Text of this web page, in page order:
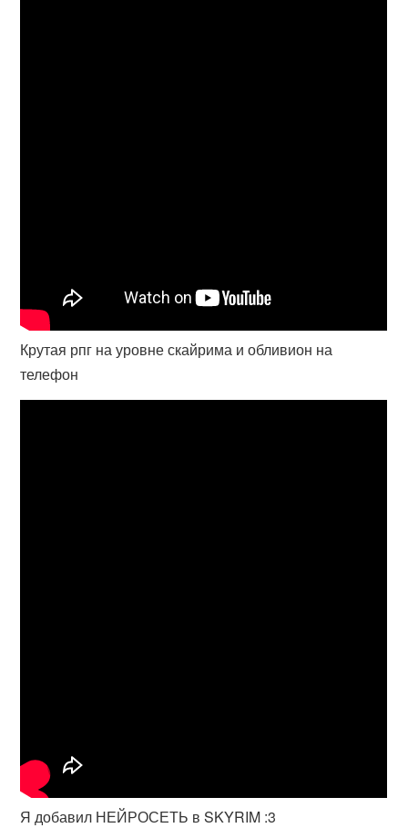
Крутая рпг на уровне скайрима и обливион на
телефон
Я добавил НЕЙРОСЕТЬ в SKYRIM :3